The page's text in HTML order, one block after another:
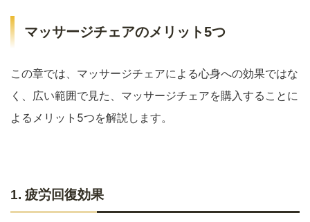
マッサージチェアのメリット5つ
この章では、マッサージチェアによる心身への効果ではな
く、広い範囲で見た、マッサージチェアを購入することに
よるメリット5つを解説します。
1. 疲労回復効果